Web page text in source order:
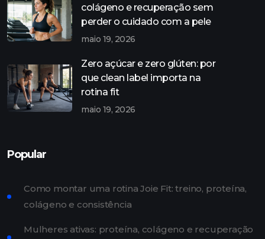
colágeno e recuperação sem
perder o cuidado com a pele
maio 19, 2026
Zero açúcar e zero glúten: por
que clean label importa na
rotina fit
maio 19, 2026
Popular
Como montar uma rotina Joie Fit: treino, proteína,
colágeno e consistência
Mulheres ativas: proteína, colágeno e recuperação